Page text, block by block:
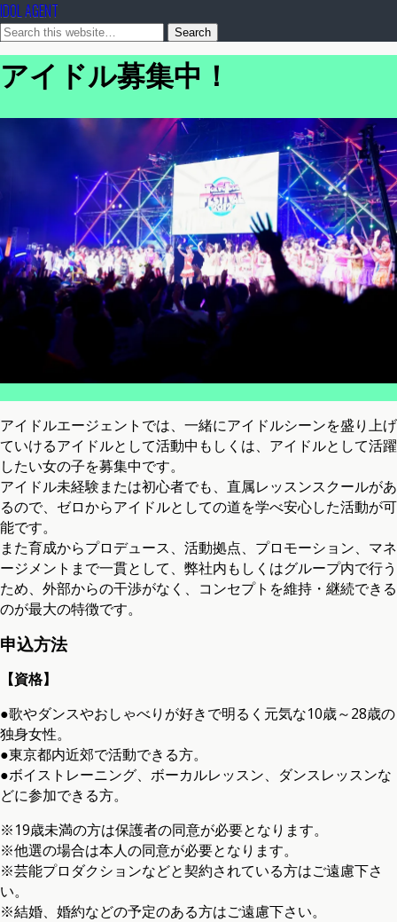
IDOL AGENT
アイドル募集中！
アイドルエージェントでは、一緒にアイドルシーンを盛り上げ
ていけるアイドルとして活動中もしくは、アイドルとして活躍
したい女の子を募集中です。
アイドル未経験または初心者でも、直属レッスンスクールがあ
るので、ゼロからアイドルとしての道を学べ安心した活動が可
能です。
また育成からプロデュース、活動拠点、プロモーション、マネ
ージメントまで一貫として、弊社内もしくはグループ内で行う
ため、外部からの干渉がなく、コンセプトを維持・継続できる
のが最大の特徴です。
申込方法
【資格】
●歌やダンスやおしゃべりが好きで明るく元気な10歳～28歳の
独身女性。
●東京都内近郊で活動できる方。
●ボイストレーニング、ボーカルレッスン、ダンスレッスンな
どに参加できる方。
※19歳未満の方は保護者の同意が必要となります。
※他選の場合は本人の同意が必要となります。
※芸能プロダクションなどと契約されている方はご遠慮下さ
い。
※結婚、婚約などの予定のある方はご遠慮下さい。